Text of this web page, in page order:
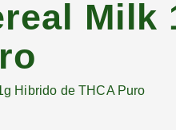
Milk
Hibrido de THCA Puro